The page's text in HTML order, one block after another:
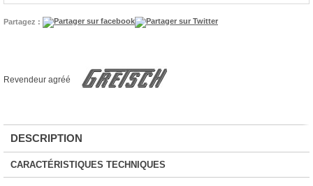
Partagez :
Revendeur agréé
DESCRIPTION
CARACTÉRISTIQUES TECHNIQUES